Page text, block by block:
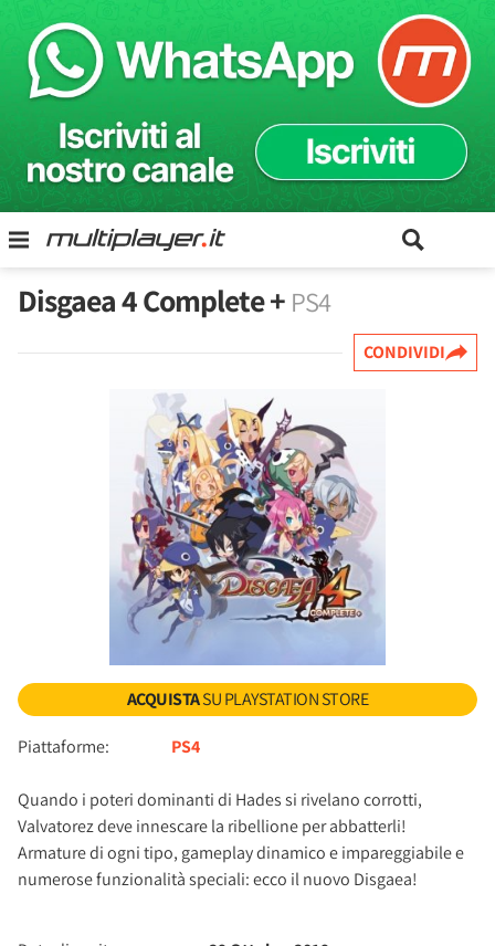
Disgaea 4 Complete + PS4
CONDIVIDI
ACQUISTASU PLAYSTATION STORE
Piattaforme: PS4
Quando i poteri dominanti di Hades si rivelano corrotti,
Valvatorez deve innescare la ribellione per abbatterli!
Armature di ogni tipo, gameplay dinamico e impareggiabile e
numerose funzionalità speciali: ecco il nuovo Disgaea!